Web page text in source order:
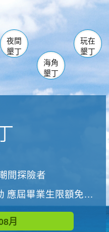
南仁湖
佳樂水
森林遊樂區
處遊客中心
社頂公園 風吹沙
船帆石 龍磐公園
香蕉灣
砂島
鵝鑾鼻
夜間
墾丁
海角
墾丁
玩在
墾丁
間探險者
畢業生限額免費參加
月